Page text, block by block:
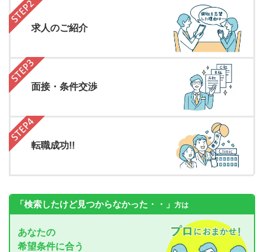
求人のご紹介
面接・条件交渉
転職成功!!
「検索したけど見つからなかった・・」 方は
あなたの
希望条件に合う